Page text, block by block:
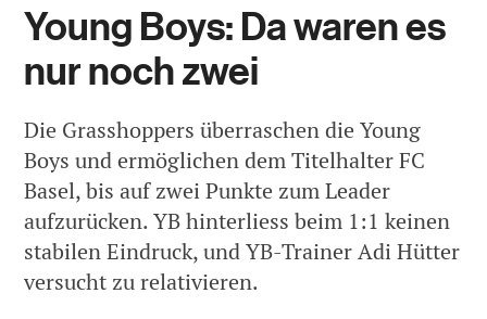
Young Boys: Da waren es
nur noch zwei
Die Grasshoppers überraschen die Young
Boys und ermöglichen dem Titelhalter FC
Basel, bis auf zwei Punkte zum Leader
aufzurücken. YB hinterliess beim 1:1 keinen
stabilen Eindruck, und YB-Trainer Adi Hütter
versucht zu relativieren.